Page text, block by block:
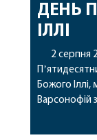
ДЕНЬ
ІЛЛІ
2 серпня
Божого Іллі,
Варсонофій
Барському